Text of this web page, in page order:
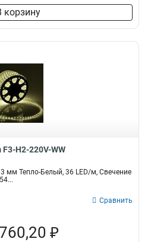
корзину
H2-220V-WW
мм Тепло-Белый, 36 LED/м, Свечение
Сравнить
₽